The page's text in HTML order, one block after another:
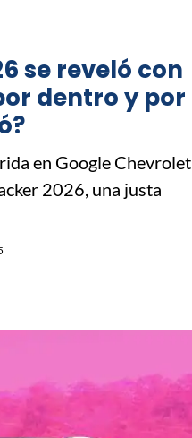
se reveló con
dentro y por
en Google Chevrolet
2026, una justa